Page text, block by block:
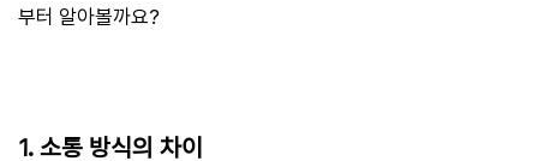
부터 알아볼까요?
1. 소통 방식의 차이